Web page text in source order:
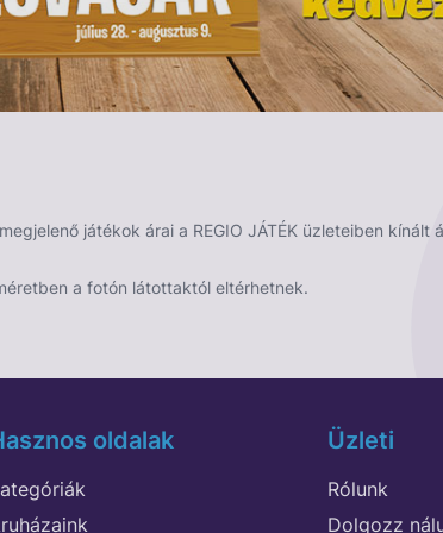
játékok árai a REGIO JÁTÉK üzleteiben kínált
a fotón látottaktól eltérhetnek.
oldalak Üzleti
Rólunk
Dolgozz